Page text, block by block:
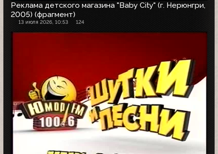
Реклама детского магазина "Baby City" (г. Нерюнгри,
2005) (фрагмент)
13 июля 2026, 10:53 124